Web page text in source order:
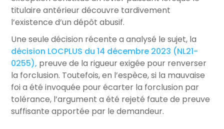
titulaire antérieur découvre tardivement
l’existence d’un dépôt abusif.
Une seule décision récente a analysé le sujet, la
décision LOCPLUS du 14 décembre 2023 (NL21-
0255), preuve de la rigueur exigée pour renverser
la forclusion. Toutefois, en l’espèce, si la mauvaise
foi a été invoquée pour écarter la forclusion par
tolérance, l’argument a été rejeté faute de preuve
suffisante apportée par le demandeur.